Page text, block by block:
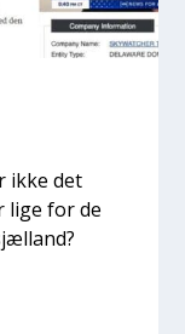
ikke det
lige for de